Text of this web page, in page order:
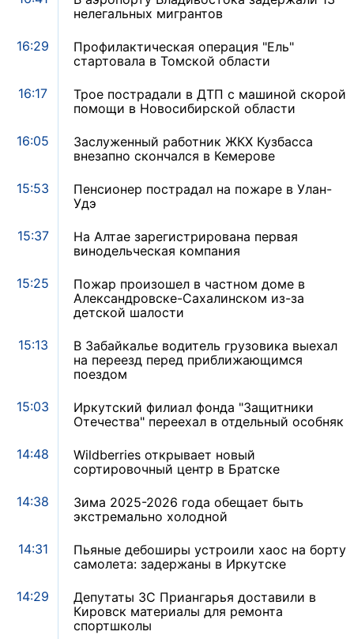
нелегальных мигрантов
16:29
Профилактическая операция "Ель"
стартовала в Томской области
16:17
Трое пострадали в ДТП с машиной скорой
помощи в Новосибирской области
16:05
Заслуженный работник ЖКХ Кузбасса
внезапно скончался в Кемерове
15:53
Пенсионер пострадал на пожаре в Улан-
Удэ
15:37
На Алтае зарегистрирована первая
винодельческая компания
15:25
Пожар произошел в частном доме в
Александровске-Сахалинском из-за
детской шалости
15:13
В Забайкалье водитель грузовика выехал
на переезд перед приближающимся
поездом
15:03
Иркутский филиал фонда "Защитники
Отечества" переехал в отдельный особняк
14:48
Wildberries открывает новый
сортировочный центр в Братске
14:38
Зима 2025-2026 года обещает быть
экстремально холодной
14:31
Пьяные дебоширы устроили хаос на борту
самолета: задержаны в Иркутске
14:29
Депутаты ЗС Приангарья доставили в
Кировск материалы для ремонта
спортшколы